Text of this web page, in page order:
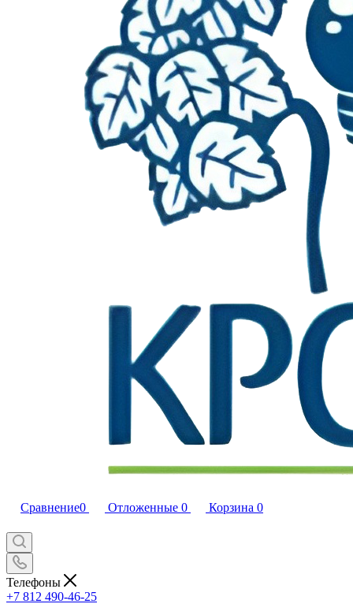
Сравнение0 Отложенные 0 Корзина 0
Телефоны
+7 812 490-46-25